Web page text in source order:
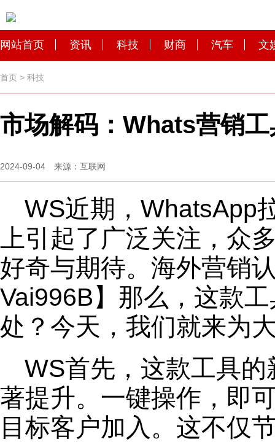
网站首页 资讯 科技 财商 汽车 文
首页 > 科技
市场解码：Whats营销
2024-09-04 来源：互联网
WS近期，WhatsApp
上引起了广泛关注，众
好奇与期待。海外营销
Vai996B】那么，这款
处？今天，我们就来为
WS首先，这款工具
著提升。一键操作，即
目标客户加入。这不仅